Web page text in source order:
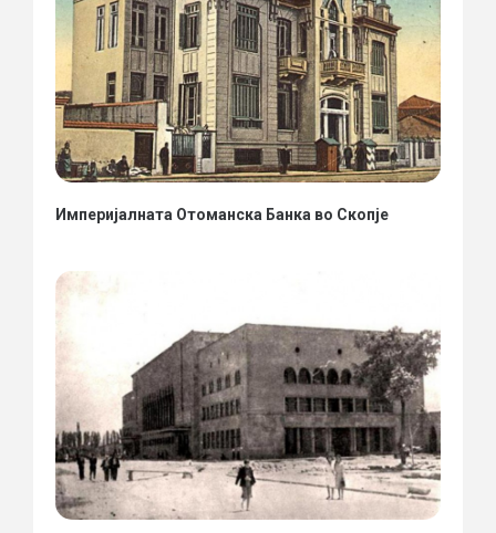
Империјалната Отоманска Банка во Скопје